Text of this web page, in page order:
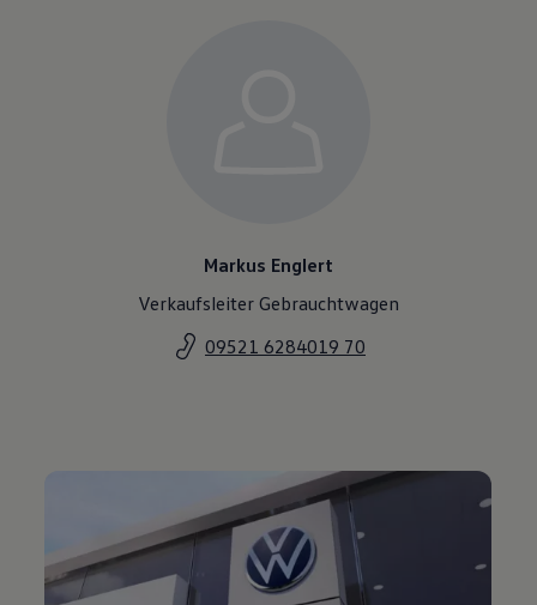
Markus Englert
Verkaufsleiter Gebrauchtwagen
09521 6284019 70